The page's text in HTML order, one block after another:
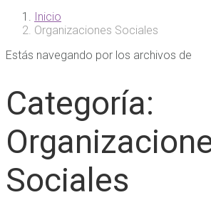
Inicio
Organizaciones Sociales
Estás navegando por los archivos de
Categoría:
Sociales